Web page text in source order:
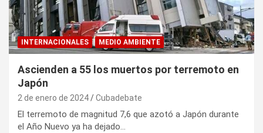
INTERNACIONALES MEDIO AMBIENTE
Ascienden a 55 los muertos por terremoto en
Japón
2 de enero de 2024 Cubadebate
El terremoto de magnitud 7,6 que azotó a Japón durante
el Año Nuevo ya ha dejado…